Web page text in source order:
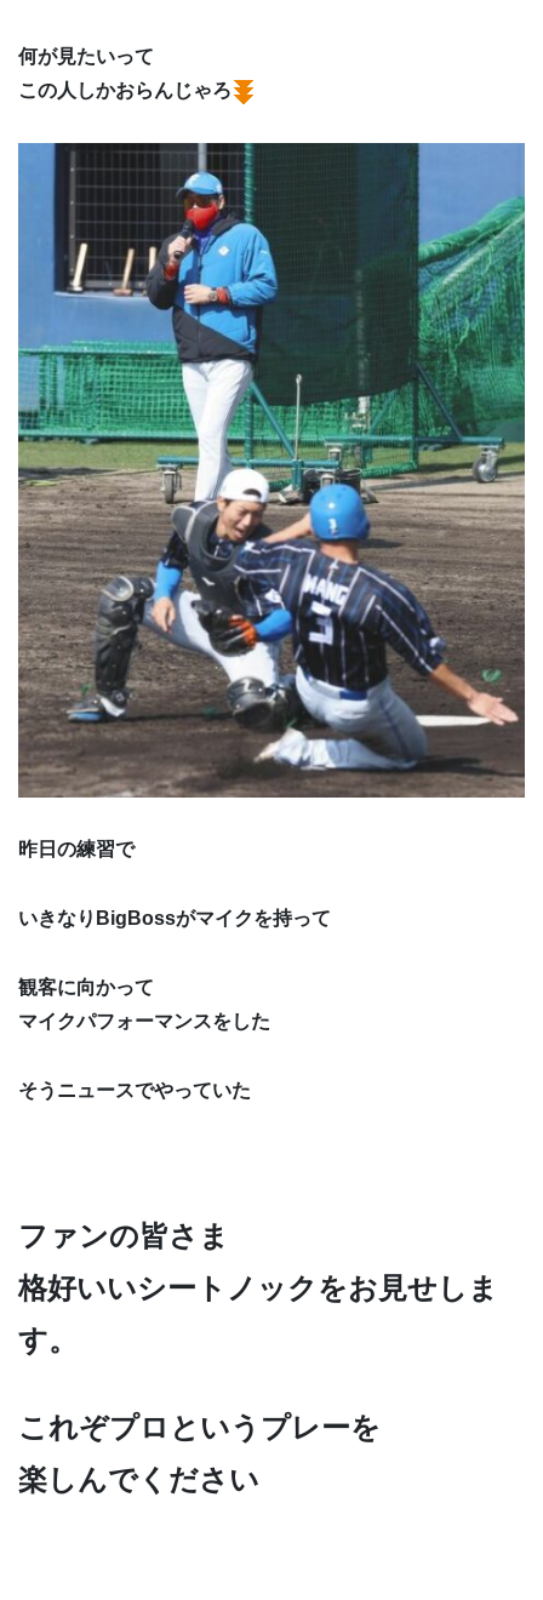
何が見たいって
この人しかおらんじゃろ
昨日の練習で
いきなりBigBossがマイクを持って
観客に向かって
マイクパフォーマンスをした
そうニュースでやっていた
ファンの皆さま
格好いいシートノックをお見せしま
す。
これぞプロというプレーを
楽しんでください